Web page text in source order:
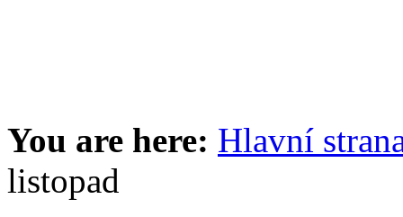
You are here: Hlavní
listopad